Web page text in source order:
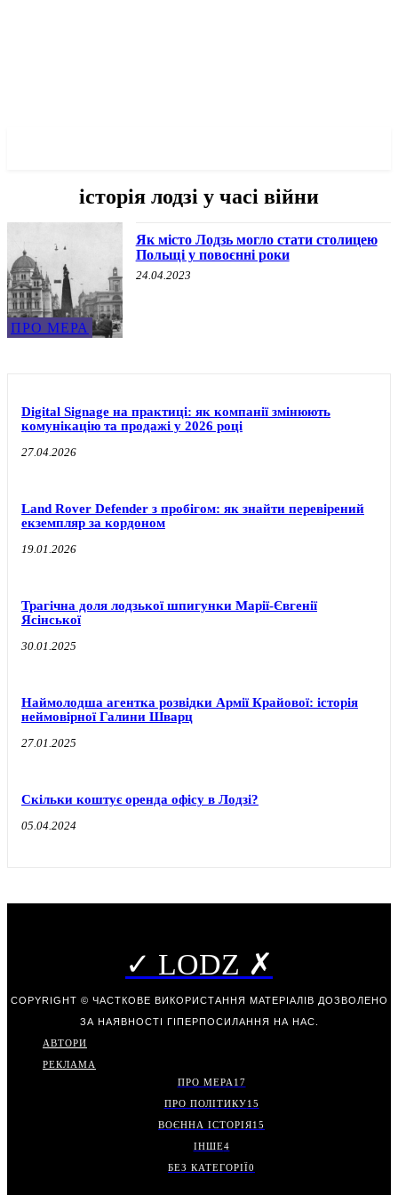
історія лодзі у часі війни
ПРО МЕРА
Як місто Лодзь могло стати столицею
Польщі у повоєнні роки
24.04.2023
Digital Signage на практиці: як компанії змінюють
комунікацію та продажі у 2026 році
27.04.2026
Land Rover Defender з пробігом: як знайти перевірений
екземпляр за кордоном
19.01.2026
Трагічна доля лодзької шпигунки Марії-Євгенії
Ясінської
30.01.2025
Наймолодша агентка розвідки Армії Крайової: історія
неймовірної Галини Шварц
27.01.2025
Скільки коштує оренда офісу в Лодзі?
05.04.2024
✓ LODZ ✗
COPYRIGHT © ЧАСТКОВЕ ВИКОРИСТАННЯ МАТЕРІАЛІВ ДОЗВОЛЕНО
ЗА НАЯВНОСТІ ГІПЕРПОСИЛАННЯ НА НАС.
АВТОРИ
РЕКЛАМА
ПРО МЕРА 17
ПРО ПОЛІТИКУ15
ВОЄННА ІСТОРІЯ15
ІНШЕ4
БЕЗ КАТЕГОРІЇ0